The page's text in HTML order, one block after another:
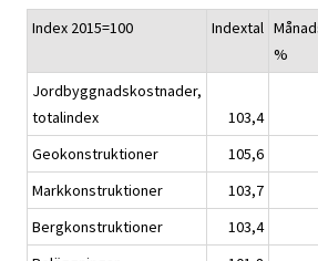
Index 2015=100 Indextal
%
Jordbyggnadskostnader,
totalindex
103,4
Geokonstruktioner
105,6
Markkonstruktioner
103,7
Bergkonstruktioner
103,4